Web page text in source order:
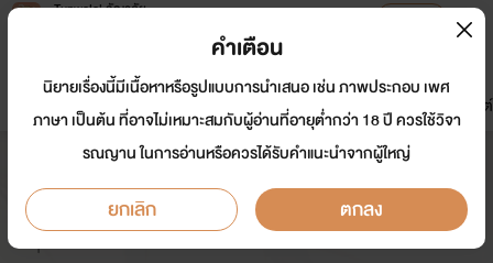
Tunwalai ธัญวลัย
หน้าแรก นิยาย อีบุ๊ก การ์ตูน
มาใหม่
ดรีมแชท ธัญลิสต์
PAYBACK เพย์แบค [นิยายแปล]
นักเขียน: lilacnovel
Y
คำเตือน
นิยายเรื่องนี้มีเนื้อหาหรือรูปแบบการนำเสนอ เช่น ภาพประกอบ เพศ
ภาษา เป็นต้น ที่อาจไม่เหมาะสมกับผู้อ่านที่อายุต่ำกว่า 18 ปี ควรใช้วิจา
รณญาน ในการอ่านหรือควรได้รับคำแนะนำจากผู้ใหญ่
ยกเลิก ตกลง